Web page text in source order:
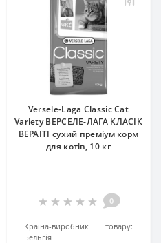
Versele-Laga Classic Cat
Variety ВЕРСЕЛЕ-ЛАГА КЛАСІК
ВЕРАІТІ сухий преміум корм
для котів, 10 кг
0
Країна-виробник товару:
Бельгія